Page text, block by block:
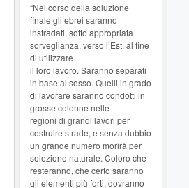
“Nel corso della soluzione
finale gli ebrei saranno
instradati, sotto appropriata
sorveglianza, verso l’Est, al fine
di utilizzare
il loro lavoro. Saranno separati
in base al sesso. Quelli in grado
di lavorare saranno condotti in
grosse colonne nelle
regioni di grandi lavori per
costruire strade, e senza dubbio
un grande numero morirà per
selezione naturale. Coloro che
resteranno, che certo saranno
gli elementi più forti, dovranno